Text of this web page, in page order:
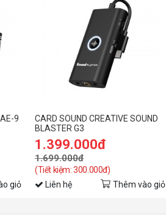
9
giỏ
CARD SOUND CREATIVE SOUND
BLASTER G3
1.399.000đ
1.699.000đ
(Tiết kiệm: 300.000đ)
Liên hệ Thêm vào giỏ